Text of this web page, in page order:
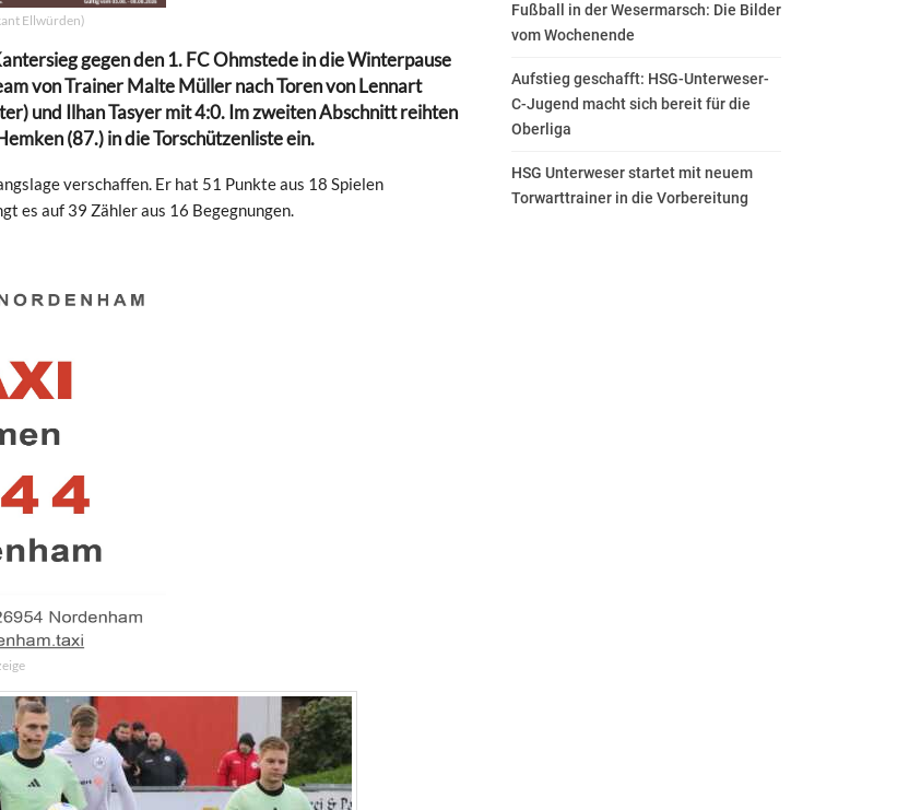
Ellwürden)
gegen den 1. FC Ohmstede in die Winterpause
von Trainer Malte Müller nach Toren von Lennart
und Ilhan Tasyer mit 4:0. Im zweiten Abschnitt reihten
(87.) in die Torschützenliste ein.
verschaffen. Er hat 51 Punkte aus 18 Spielen
es auf 39 Zähler aus 16 Begegnungen.
Fußball in der Wesermarsch: Die Bilder
vom Wochenende
Aufstieg geschafft: HSG-Unterweser-
C-Jugend macht sich bereit für die
Oberliga
HSG Unterweser startet mit neuem
Torwarttrainer in die Vorbereitung